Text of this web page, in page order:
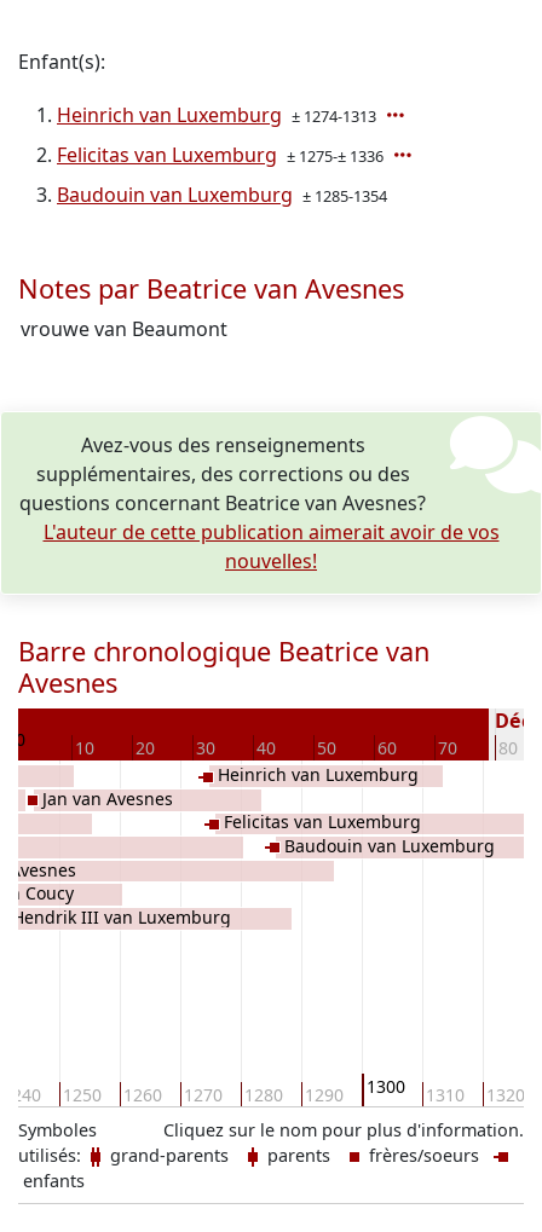
Enfant(s):
Heinrich van Luxemburg ± 1274-1313
Felicitas van Luxemburg ± 1275-± 1336
Baudouin van Luxemburg ± 1285-1354
Notes par Beatrice van Avesnes
vrouwe van Beaumont
Avez-vous des renseignements
supplémentaires, des corrections ou des
questions concernant Beatrice van Avesnes?
L'auteur de cette publication aimerait avoir de vos
nouvelles!
Barre chronologique Beatrice van
Avesnes
0 10 20 30 40 50 60 70 80
1240 1250 1260 1270 1280 1290 1300 1310 1320
Avesnes
Coucy
Hendrik III van Luxemburg
Jan van Avesnes
Heinrich van Luxemburg
Felicitas van Luxemburg
Baudouin van Luxemburg
Cliquez sur le nom pour plus d'information.
Symboles
utilisés:
grand-parents parents
frères/soeurs
enfants